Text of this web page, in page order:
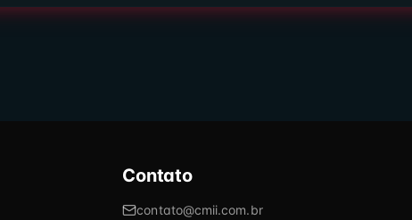
Contato
contato@cmii.com.br